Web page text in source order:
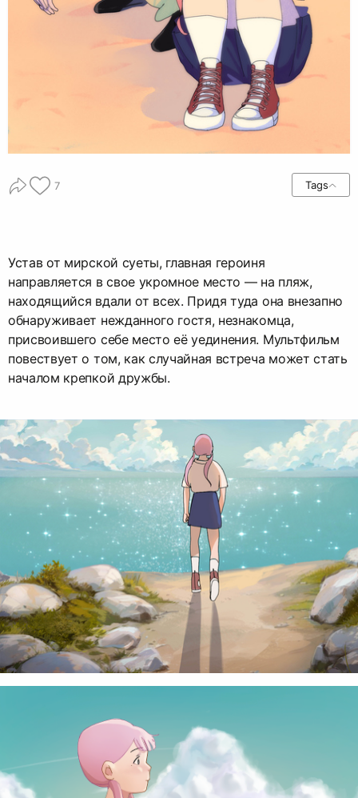
7 Tags
Устав от мирской суеты, главная героиня
направляется в свое укромное место — на пляж,
находящийся вдали от всех. Придя туда она внезапно
обнаруживает нежданного гостя, незнакомца,
присвоившего себе место её уединения. Мультфильм
повествует о том, как случайная встреча может стать
началом крепкой дружбы.